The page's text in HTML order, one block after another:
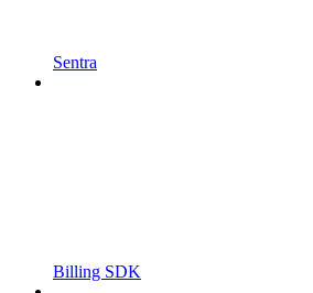
Sentra
Billing SDK